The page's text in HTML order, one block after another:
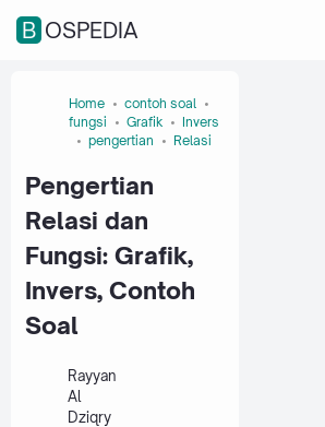
BOSPEDIA
Home
contoh soal
fungsi
Grafik
Invers
pengertian
Relasi
Pengertian
Relasi dan
Fungsi: Grafik,
Invers, Contoh
Soal
Rayyan
Al
Dziqry